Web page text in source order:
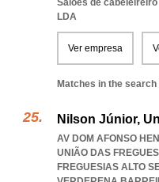
Salões de cabeleireiro
LDA
Ver empresa
Matches in the search
Nilson Júnior,
AV DOM AFONSO
UNIÃO DAS
FREGUESIAS ALTO